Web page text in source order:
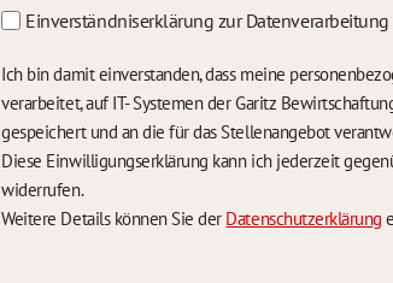
Einverständniserklärung zur Datenverarbeitung
Ich bin damit einverstanden, dass meine
verarbeitet, auf IT- Systemen der Garitz
gespeichert und an die für das Stellenangebot
Diese Einwilligungserklärung kann ich jederzeit
widerrufen.
Weitere Details können Sie der Datenschutzerklärung